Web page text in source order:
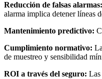
Reducción de falsas alarmas:
alarma implica detener líneas
Mantenimiento predictivo:
Cumplimiento normativo:
de muestreo y sensibilidad
ROI a través del seguro: Las